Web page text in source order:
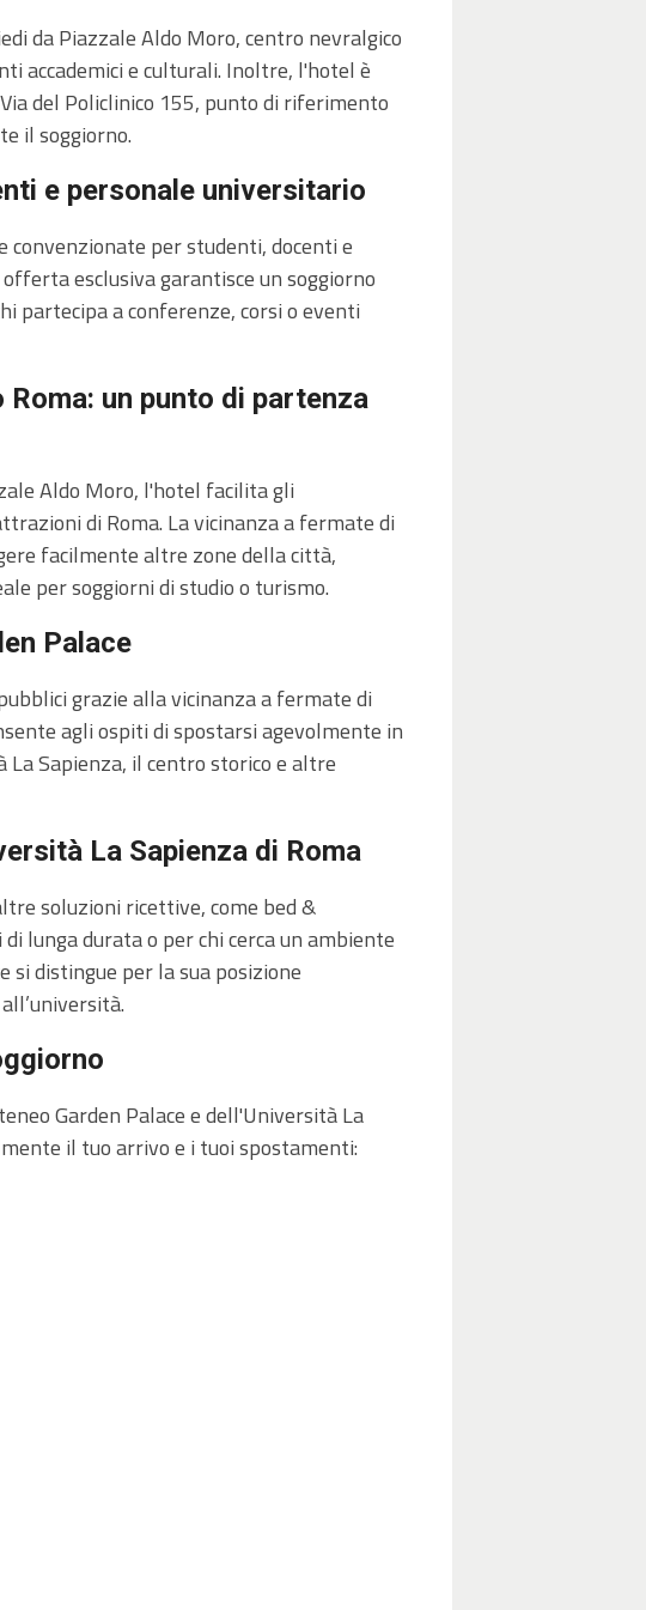
da Piazzale Aldo Moro, centro nevralgico
accademici e culturali. Inoltre, l'hotel è
del Policlinico 155, punto di riferimento
il soggiorno.
e personale universitario
convenzionate per studenti, docenti e
esclusiva garantisce un soggiorno
partecipa a conferenze, corsi o eventi
un punto di partenza
Aldo Moro, l'hotel facilita gli
di Roma. La vicinanza a fermate di
facilmente altre zone della città,
per soggiorni di studio o turismo.
Palace
grazie alla vicinanza a fermate di
agli ospiti di spostarsi agevolmente in
Sapienza, il centro storico e altre
La Sapienza di Roma
soluzioni ricettive, come bed &
lunga durata o per chi cerca un ambiente
si distingue per la sua posizione
Garden Palace e dell'Università La
il tuo arrivo e i tuoi spostamenti: